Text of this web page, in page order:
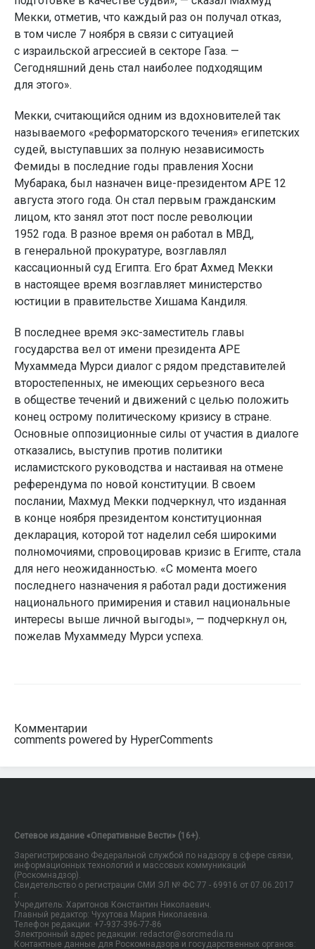
Мекки, отметив, что каждый раз он получал отказ,
в том числе 7 ноября в связи с ситуацией
с израильской агрессией в секторе Газа. —
Сегодняшний день стал наиболее подходящим
для этого».
Мекки, считающийся одним из вдохновителей так
называемого «реформаторского течения» египетских
судей, выступавших за полную независимость
Фемиды в последние годы правления Хосни
Мубарака, был назначен вице-президентом АРЕ 12
августа этого года. Он стал первым гражданским
лицом, кто занял этот пост после революции
1952 года. В разное время он работал в МВД,
в генеральной прокуратуре, возглавлял
кассационный суд Египта. Его брат Ахмед Мекки
в настоящее время возглавляет министерство
юстиции в правительстве Хишама Кандиля.
В последнее время экс-заместитель главы
государства вел от имени президента АРЕ
Мухаммеда Мурси диалог с рядом представителей
второстепенных, не имеющих серьезного веса
в обществе течений и движений с целью положить
конец острому политическому кризису в стране.
Основные оппозиционные силы от участия в диалоге
отказались, выступив против политики
исламистского руководства и настаивая на отмене
референдума по новой конституции. В своем
послании, Махмуд Мекки подчеркнул, что изданная
в конце ноября президентом конституционная
декларация, которой тот наделил себя широкими
полномочиями, спровоцировав кризис в Египте, стала
для него неожиданностью. «С момента моего
последнего назначения я работал ради достижения
национального примирения и ставил национальные
интересы выше личной выгоды», — подчеркнул он,
пожелав Мухаммеду Мурси успеха.
Комментарии
comments powered by HyperComments
Сетевое издание «Оперативные Вести» (16+).
Зарегистрировано Федеральной службой по надзору в сфере связи,
информационных технологий и массовых коммуникаций
(Роскомнадзор).
Свидетельство о регистрации СМИ ЭЛ № ФС 77 - 69916 от 07.06.2017
г.
Учредитель: Харитонов Константин Николаевич.
Главный редактор: Чухутова Мария Николаевна.
Телефон редакции: +7-937-396-77-86
Электронный адрес редакции: redactor@sorcmedia.ru
Контактные данные для Роскомнадзора и государственных органов: